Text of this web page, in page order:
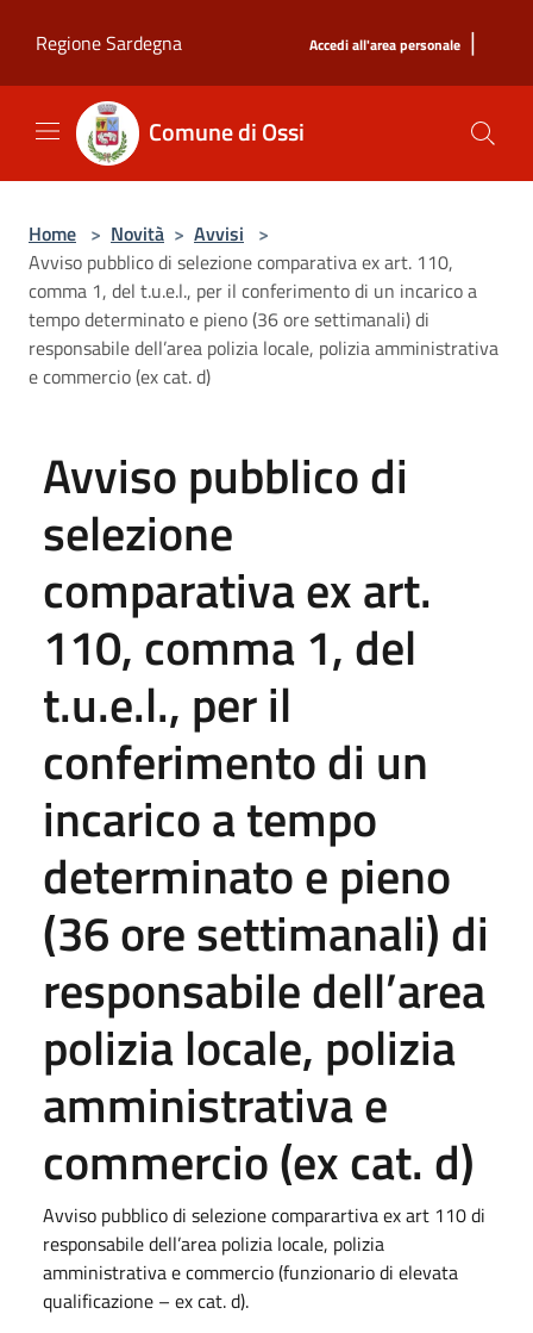
Regione Sardegna
Accedi all'area personale |
Comune di Ossi
Home > Novità > Avvisi >
Avviso pubblico di selezione comparativa ex art. 110,
comma 1, del t.u.e.l., per il conferimento di un incarico a
tempo determinato e pieno (36 ore settimanali) di
responsabile dell’area polizia locale, polizia amministrativa
e commercio (ex cat. d)
Avviso pubblico di
selezione
comparativa ex art.
110, comma 1, del
t.u.e.l., per il
conferimento di un
incarico a tempo
determinato e pieno
(36 ore settimanali) di
responsabile dell’area
polizia locale, polizia
amministrativa e
commercio (ex cat. d)
Avviso pubblico di selezione comparartiva ex art 110 di
responsabile dell’area polizia locale, polizia
amministrativa e commercio (funzionario di elevata
qualificazione – ex cat. d).